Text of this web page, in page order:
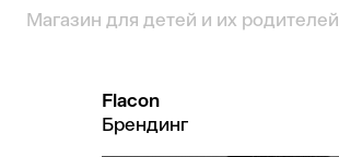
Магазин для детей и их родителей
Flacon
Брендинг